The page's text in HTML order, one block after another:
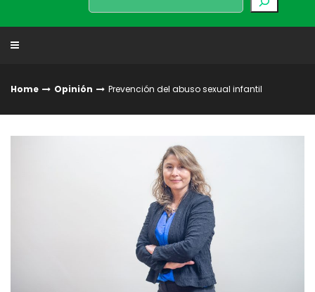
Home Opinión Prevención del abuso sexual infantil